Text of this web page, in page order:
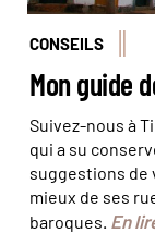
CONSEILS
Mon guide
Suivez-nous à
qui a su
suggestions de
mieux de ses
baroques. En